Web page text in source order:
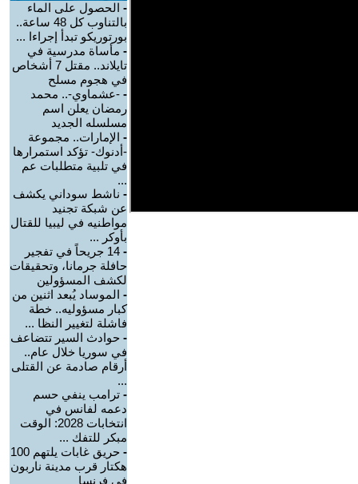
- الحصول على الماء
بالتناوب كل 48 ساعة..
بورتوريكو تبدأ إجراءا ...
- مأساة مدرسية في
تايلاند.. مقتل 7 أشخاص
في هجوم مسلح
- -عشماوي-.. محمد
رمضان يعلن اسم
مسلسله الجديد
- الإمارات.. مجموعة
-أدنوك- تؤكد استمرارها
في تلبية متطلبات عم
...
- ناشط سوداني يكشف
عن شبكة تجنيد
مواطنيه في ليبيا للقتال
بأوكر ...
-
14 جريحاً في تفجير
حافلة جرمانا، وتحقيقات
لكشف المسؤولين
- الموساد يُبعد اثنين من
كبار مسؤوليه.. خطة
فاشلة لتغيير النظا ...
- حوادث السير تتضاعف
في سوريا خلال عام..
أرقام صادمة عن القتلى
...
- ترامب ينفي حسم
دعمه لفانس في
انتخابات 2028: الوقت
مبكر للتفك ...
-
حريق غابات يلتهم 100
هكتار قرب مدينة ناربون
في فرنسا